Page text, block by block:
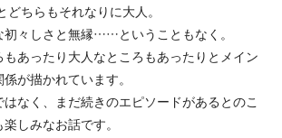
ちらもそれなりに大人。
初々しさと無縁……ということもなく。
あったり大人なところもあったりとメイン
が描かれています。
なく、まだ続きのエピソードがあるとのこ
しみなお話です。